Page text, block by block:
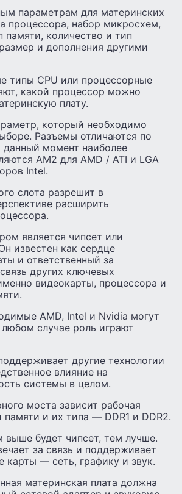
параметрам для материнских
процессора, набор микросхем,
количество и тип
и дополнения другими
типы CPU или процессорные
какой процессор можно
плату.
который необходимо
Разъемы отличаются по
данный момент наиболее
AM2 для AMD / ATI и LGA
Intel.
слота разрешит в
расширить
является чипсет или
известен как сердце
и ответственный за
других ключевых
видеокарты, процессора и
AMD, Intel и Nvidia могут
любом случае роль играют
другие технологии
влияние на
системы в целом.
моста зависит рабочая
памяти и их типа — DDR1 и DDR2.
выше будет чипсет, тем лучше.
за связь и поддерживает
карты — сеть, графику и звук.
материнская плата должна